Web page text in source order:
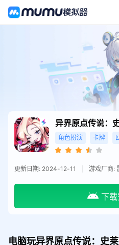
异界原点传说：
角色扮演 卡牌
更新日期: 2024-12-11 游戏厂商:
下
电脑玩异界原点传说：史